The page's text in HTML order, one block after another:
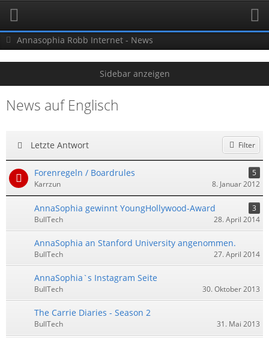
Annasophia Robb Internet - News
News auf Englisch
Letzte Antwort Filter
Forenregeln / Boardrules
5
Karrzun
8. Januar 2012
AnnaSophia gewinnt YoungHollywood-Award
3
BullTech
28. April 2014
AnnaSophia an Stanford University angenommen.
BullTech 27. April 2014
AnnaSophia`s Instagram Seite
BullTech 30. Oktober 2013
The Carrie Diaries - Season 2
BullTech 31. Mai 2013